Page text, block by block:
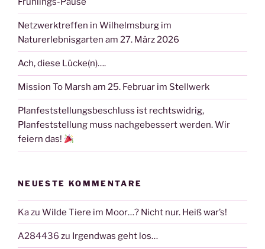
Netzwerktreffen in Wilhelmsburg im
Naturerlebnisgarten am 27. März 2026
Ach, diese Lücke(n)….
Mission To Marsh am 25. Februar im Stellwerk
Planfeststellungsbeschluss ist rechtswidrig,
Planfeststellung muss nachgebessert werden. Wir
feiern das!
NEUESTE KOMMENTARE
Kazu Wilde Tiere im Moor…? Nicht nur. Heiß war’s!
A284436 zu Irgendwas geht los…